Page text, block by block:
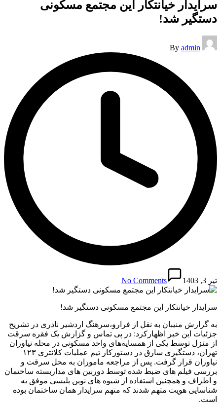
سرایدار خیانتکار این مجتمع مسکونی
دستگیر شد!
Posted
by
By admin
تیر 3, 1403 No Comments
سرایدار خیانتکار این مجتمع مسکونی دستگیر شد!
به گزارش منیبان به نقل از فرارو،سرهنگ اردشیر نادری در تشریح
جزئیات این خبر اظهارکرد: در پی تماس و گزارش یک فقره سرقت
از منزل توسط یکی از همسایه‌های واحد مسکونی در محله نیاوران
تهران، دستگیری سارق در دستورکار تیم عملیات کلانتری ۱۲۳
نیاوران قرار گرفت. پس از مراجعه ماموران به محل سرقت و
بررسی فیلم های ضبط شده توسط دوربین های مداربسته ساختمان
و اطراف و همچنین استفاده از شیوه های نوین پلیسی موفق به
شناسایی هویت متهم شدند که متهم سرایدار همان ساختمان بوده
است.